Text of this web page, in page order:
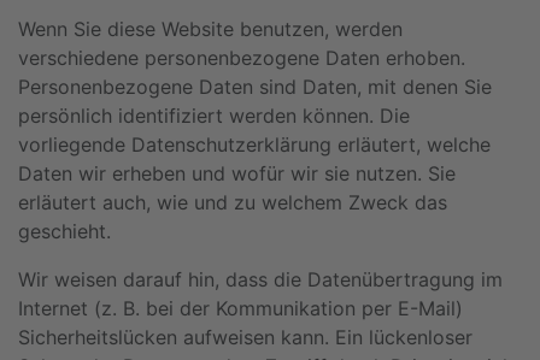
Wenn Sie diese Website benutzen, werden
verschiedene personenbezogene Daten erhoben.
Personenbezogene Daten sind Daten, mit denen Sie
persönlich identifiziert werden können. Die
vorliegende Datenschutzerklärung erläutert, welche
Daten wir erheben und wofür wir sie nutzen. Sie
erläutert auch, wie und zu welchem Zweck das
geschieht.
Wir weisen darauf hin, dass die Datenübertragung im
Internet (z. B. bei der Kommunikation per E-Mail)
Sicherheitslücken aufweisen kann. Ein lückenloser